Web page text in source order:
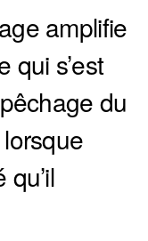
amplifie
qui s’est
du